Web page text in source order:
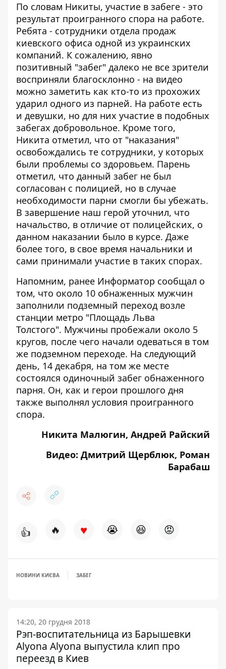
По словам Никиты, участие в забеге - это
результат проигранного спора на работе.
Ребята - сотрудники отдела продаж
киевского офиса одной из украинских
компаний. К сожалению, явно
позитивный "забег" далеко не все зрители
восприняли благосклонно - на видео
можно заметить как кто-то из прохожих
ударил одного из парней. На работе есть
и девушки, но для них участие в подобных
забегах добровольное. Кроме того,
Никита отметил, что от "наказания"
освобождались те сотрудники, у которых
были проблемы со здоровьем. Парень
отметил, что данный забег не был
согласован с полицией, но в случае
необходимости парни смогли бы убежать.
В завершение наш герой уточнил, что
начальство, в отличие от полицейских, о
данном наказании было в курсе. Даже
более того, в свое время начальники и
сами принимали участие в таких спорах.
Напомним, ранее Информатор сообщал о
том, что около 10 обнаженных мужчин
заполнили подземный переход возле
станции метро "Площадь Льва
Толстого". Мужчины пробежали около 5
кругов, после чего начали одеваться в том
же подземном переходе. На следующий
день, 14 декабря, на том же месте
состоялся одиночный забег обнаженного
парня. Он, как и герои прошлого дня
также выполнял условия проигранного
спора.
Никита Малюгин, Андрей Райский
Видео: Дмитрий Щерблюк, Роман
Барабаш
👍 🔥 ♥ 😭 😆 😡
НОВИНИ КИЄВА ЗАБЕГ
14:20, 20 грудня 2018
Рэп-воспитательница из Барышевки
Alyona Alyona выпустила клип про
переезд в Киев